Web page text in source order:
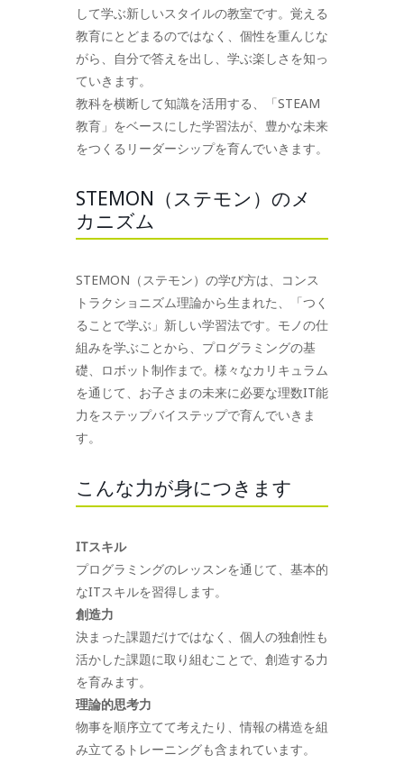
して学ぶ新しいスタイルの教室です。覚える
教育にとどまるのではなく、個性を重んじな
がら、自分で答えを出し、学ぶ楽しさを知っ
ていきます。
教科を横断して知識を活用する、「STEAM
教育」をベースにした学習法が、豊かな未来
をつくるリーダーシップを育んでいきます。
STEMON（ステモン）のメ
カニズム
STEMON（ステモン）の学び方は、コンス
トラクショニズム理論から生まれた、「つく
ることで学ぶ」新しい学習法です。モノの仕
組みを学ぶことから、プログラミングの基
礎、ロボット制作まで。様々なカリキュラム
を通じて、お子さまの未来に必要な理数IT能
力をステップバイステップで育んでいきま
す。
こんな力が身につきます
ITスキル
プログラミングのレッスンを通じて、基本的
なITスキルを習得します。
創造力
決まった課題だけではなく、個人の独創性も
活かした課題に取り組むことで、創造する力
を育みます。
理論的思考力
物事を順序立てて考えたり、情報の構造を組
み立てるトレーニングも含まれています。